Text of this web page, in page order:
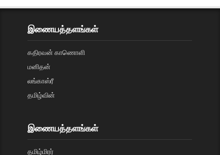
இணையத்தளங்கள்
கதிரவன் காணொளி
மனிதன்
லங்காஸ்ரீ
தமிழ்வின்
இணையத்தளங்கள்
தமிழ்மிரர்